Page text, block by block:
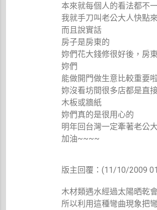
本來就每個人的看法都不
我就手刀叫老公大人快點
而且說實話
房子是房東的
妳們花大錢修很好後，房
妳們
能做開門做生意比較重要
妳沒看坊間很多店都是直
木板或牆紙
妳們真的是很用心的
明年回台灣一定牽著老公
加油~~~~
版主回覆：(11/10/2009
木材類遇水經過太陽晒乾
所以利用這種彎曲現象把